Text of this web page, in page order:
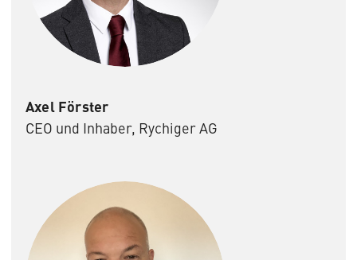
Axel Förster
CEO und Inhaber, Rychiger AG